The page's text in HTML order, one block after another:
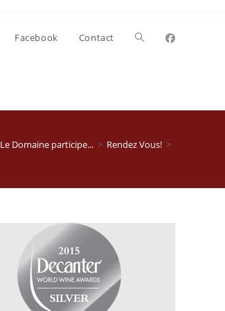
Facebook Contact Toggle
search
Le Domaine participe... > Rendez Vous! >